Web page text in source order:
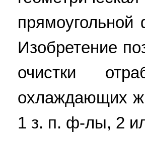
Изобретение
очистки
охлаждающих
1 з. п. ф-лы, 2